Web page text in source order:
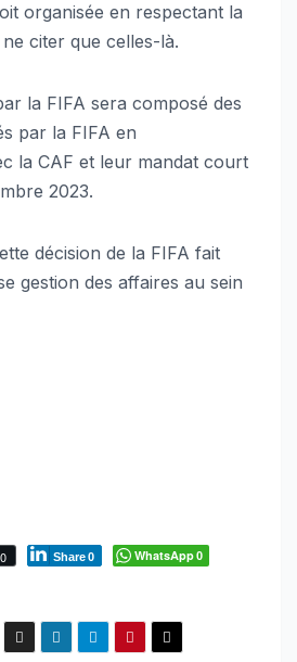
organisée en respectant la
citer que celles-là.
la FIFA sera composé des
par la FIFA en
la CAF et leur mandat court
2023.
décision de la FIFA fait
gestion des affaires au sein
Share0 WhatsApp0